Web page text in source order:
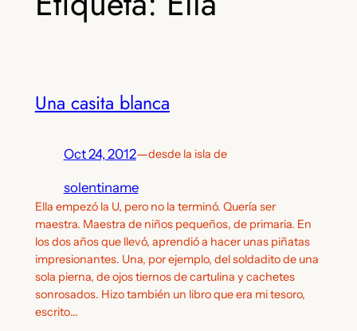
Una casita blanca
Oct 24, 2012—desde la isla de
solentiname
Ella empezó la U, pero no la terminó. Quería ser
maestra. Maestra de niños pequeños, de primaria. En
los dos años que llevó, aprendió a hacer unas piñatas
impresionantes. Una, por ejemplo, del soldadito de una
sola pierna, de ojos tiernos de cartulina y cachetes
sonrosados. Hizo también un libro que era mi tesoro,
escrito…